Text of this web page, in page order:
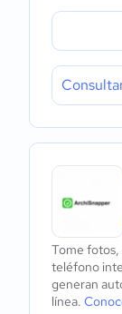
Tome fotos,
teléfono
generan
línea.